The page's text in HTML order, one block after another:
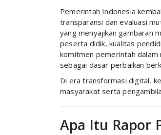
Pemerintah Indonesia
transparansi dan evaluasi
yang menyajikan gambaran
peserta didik, kualitas
komitmen pemerintah dalam
sebagai dasar perbaikan
Di era transformasi digital,
masyarakat serta
Apa Itu Rapor